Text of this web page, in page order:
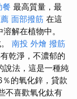
餐 最高質量，最
面部撥筋 在這
解在植物中。
南投 外燴 撥筋
乾淨，不濃郁的
說法，這是一種純
的氧化鋅，貸款
不喜歡氧化鈦有